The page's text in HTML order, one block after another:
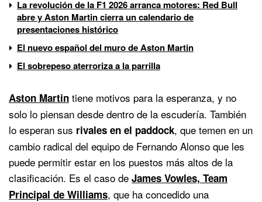
La revolución de la F1 2026 arranca motores: Red Bull
abre y Aston Martin cierra un calendario de
presentaciones histórico
El nuevo español del muro de Aston Martin
El sobrepeso aterroriza a la parrilla
Aston Martin tiene motivos para la esperanza, y no
solo lo piensan desde dentro de la escudería. También
lo esperan sus rivales en el paddock, que temen en un
cambio radical del equipo de Fernando Alonso que les
puede permitir estar en los puestos más altos de la
clasificación. Es el caso de James Vowles, Team
Principal de Williams, que ha concedido una